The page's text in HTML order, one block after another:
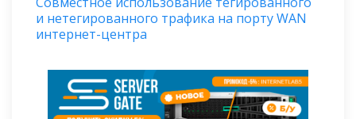
и нетегированного трафика на порту WAN
интернет-центра